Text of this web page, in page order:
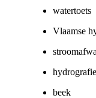
watertoets
Vlaamse
hydrografie
beek